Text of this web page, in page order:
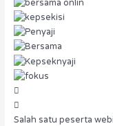
Salah satu peserta